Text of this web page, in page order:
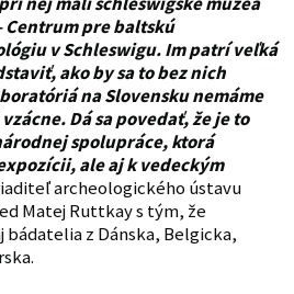
Centrum pre baltskú
v Schleswigu. Im patrí veľká
ako by sa to bez nich
na Slovensku nemáme
Dá sa povedať, že je to
spolupráce, ktorá
ale aj k vedeckým
archeologického ústavu
Matej Ruttkay s tým, že
bádatelia z Dánska, Belgicka,